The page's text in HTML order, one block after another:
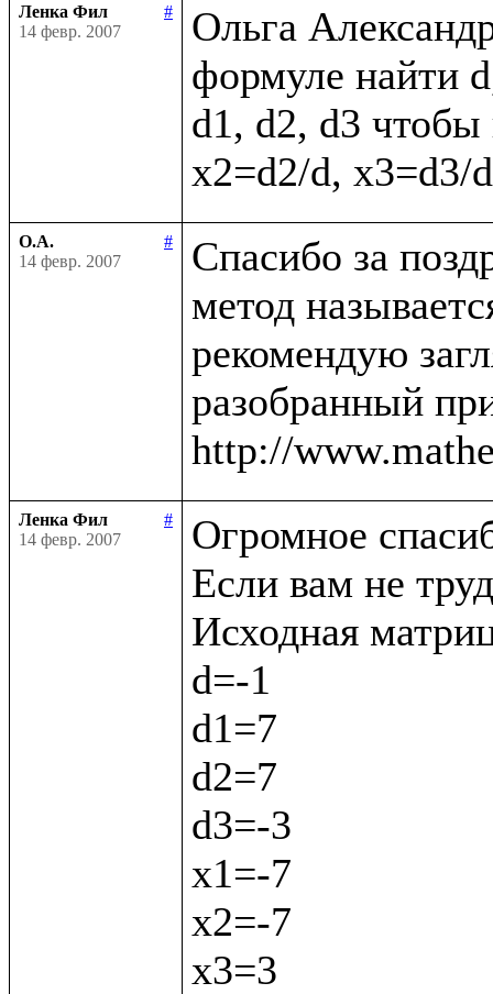
Ленка Фил
#
14 февр. 2007
Ольга
формуле найти
d1, d2, d3
О.А.
#
14 февр. 2007
Спасибо за
метод
рекомендую
разобранный
Ленка Фил
#
14 февр. 2007
Огромное
Если вам не
Исходная
d=-1
d1=7
d2=7
d3=-3
х1=-7
х2=-7
х3=3